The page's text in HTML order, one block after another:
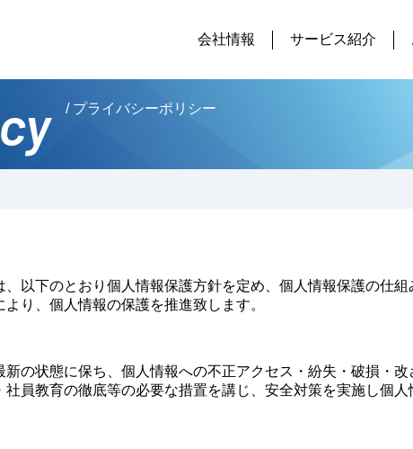
会社情報 サービス紹介
/ プライバシーポリシー
以下のとおり個人情報保護方針を定め、個人情報保護の仕
り、個人情報の保護を推進致します。
の状態に保ち、個人情報への不正アクセス・紛失・破損・
員教育の徹底等の必要な措置を講じ、安全対策を実施し個人